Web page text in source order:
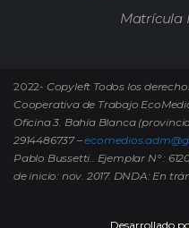
Matrícula
2022- Copyleft Todos los
Cooperativa de Trabajo
Oficina 3. Bahía Blanca
2914486737 –
Pablo Bussetti.. Ejemplar N° :
de inicio: nov. 2017. DNDA: En
Desarrollado